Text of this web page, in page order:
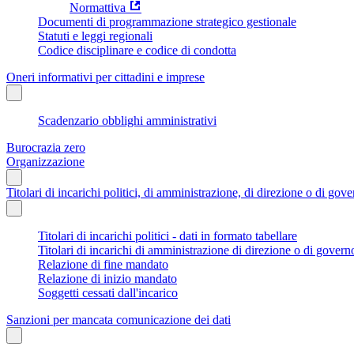
Normattiva
Documenti di programmazione strategico gestionale
Statuti e leggi regionali
Codice disciplinare e codice di condotta
Oneri informativi per cittadini e imprese
Scadenzario obblighi amministrativi
Burocrazia zero
Organizzazione
Titolari di incarichi politici, di amministrazione, di direzione o di
Titolari di incarichi politici - dati in formato tabellare
Titolari di incarichi di amministrazione di direzione o di
Relazione di fine mandato
Relazione di inizio mandato
Soggetti cessati dall'incarico
Sanzioni per mancata comunicazione dei dati